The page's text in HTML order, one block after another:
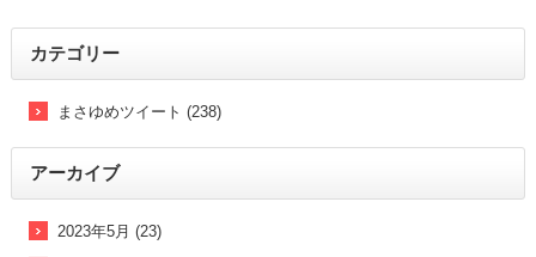
カテゴリー
まさゆめツイート (238)
アーカイブ
2023年5月 (23)